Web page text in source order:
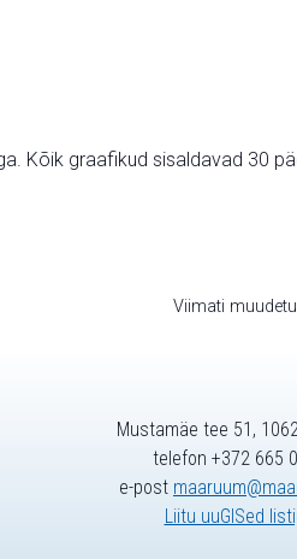
Kõik graafikud sisaldavad 30
Viimati
Mustamäe tee 51,
telefon +372 665
e-post
Liitu uuGISed